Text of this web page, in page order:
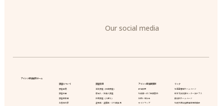
Our social media
アイシン探偵紋別ホーム
調査について
調査事例
調査料金
調査報告書
お客様の声
調査項目
浮気調査（行動調査）
家出人・失踪人調査
所在調査（人探し）
盗聴器・盗撮器・GPS器発見
アイシン探偵事務所
会社概要
札幌店へのご来店案内
お問い合わせ
サイトマップ
リンク
北海道警察ホームページ
日本司法支援センター法テラス
裁判所ホームページ
札幌弁護士協同組合特約店会